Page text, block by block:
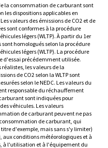
la consommation de carburant sont
les dispositions applicables en
valeurs des émissions de CO2 et de
sont conformes à la procédure
légers (WLTP). À partir du 1er
homologués selon la procédure
légers (WLTP). La procédure
d'essai précédemment utilisée.
les valeurs de la
de CO2 selon la WLTP sont
selon le NEDC. Les valeurs du
responsable du réchauffement
sont indiquées pour
véhicules. Les valeurs
de carburant peuvent ne pas
de carburant, qui
d'exemple, mais sans s'y limiter)
conditions météorologiques et à
à l'utilisation et à l'équipement du